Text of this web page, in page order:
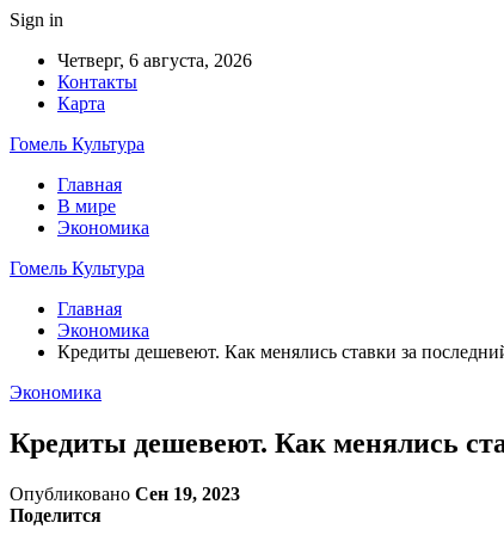
Sign in
Четверг, 6 августа, 2026
Контакты
Карта
Гомель Культура
Главная
В мире
Экономика
Гомель Культура
Главная
Экономика
Кредиты дешевеют. Как менялись ставки за
Экономика
Кредиты дешевеют. Как менялись
Опубликовано Сен 19, 2023
Поделится